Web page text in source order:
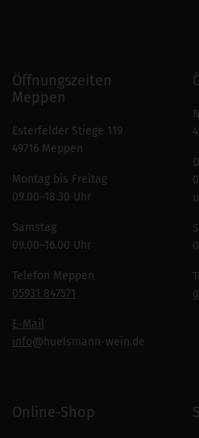
Öffnungszeiten
Meppen
Esterfelder Stiege 119
49716 Meppen
Montag bis Freitag
09.00–18.30 Uhr
Samstag
09.00–16.00 Uhr
Telefon Meppen
05931 847571
E-Mail
info@huelsmann-wein.de
Online-Shop